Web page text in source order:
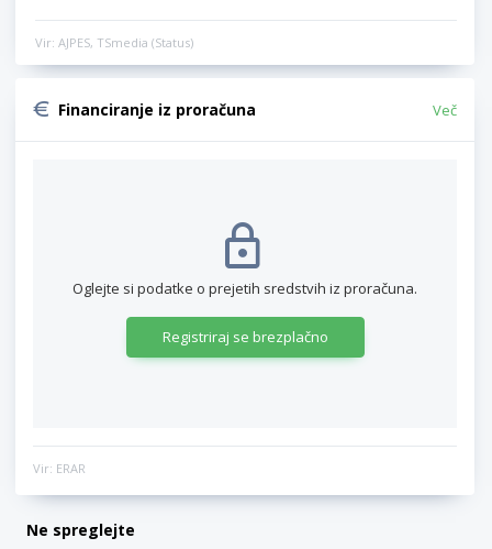
Vir: AJPES, TSmedia (Status)
Financiranje iz proračuna Več
Oglejte si podatke o prejetih sredstvih iz proračuna.
Registriraj se brezplačno
Vir: ERAR
Ne spreglejte